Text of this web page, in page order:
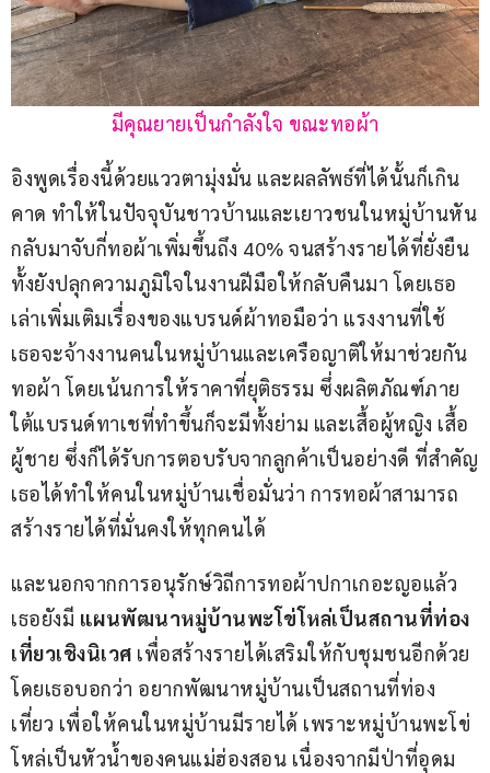
มีคุณยายเป็นกำลังใจ ขณะทอผ้า
อิงพูดเรื่องนี้ด้วยแววตามุ่งมั่น และผลลัพธ์ที่ได้นั้นก็เกิน
คาด ทำให้ในปัจจุบันชาวบ้านและเยาวชนในหมู่บ้านหัน
กลับมาจับกี่ทอผ้าเพิ่มขึ้นถึง 40% จนสร้างรายได้ที่ยั่งยืน
ทั้งยังปลุกความภูมิใจในงานฝีมือให้กลับคืนมา โดยเธอ
เล่าเพิ่มเติมเรื่องของแบรนด์ผ้าทอมือว่า แรงงานที่ใช้
เธอจะจ้างงานคนในหมู่บ้านและเครือญาติให้มาช่วยกัน
ทอผ้า โดยเน้นการให้ราคาที่ยุติธรรม ซึ่งผลิตภัณฑ์ภาย
ใต้แบรนด์ทาเชที่ทำขึ้นก็จะมีทั้งย่าม และเสื้อผู้หญิง เสื้อ
ผู้ชาย ซึ่งก็ได้รับการตอบรับจากลูกค้าเป็นอย่างดี ที่สำคัญ
เธอได้ทำให้คนในหมู่บ้านเชื่อมั่นว่า การทอผ้าสามารถ
สร้างรายได้ที่มั่นคงให้ทุกคนได้
และนอกจากการอนุรักษ์วิถีการทอผ้าปกาเกอะญอแล้ว
เธอยังมี แผนพัฒนาหมู่บ้านพะโข่โหล่เป็นสถานที่ท่อง
เที่ยวเชิงนิเวศ เพื่อสร้างรายได้เสริมให้กับชุมชนอีกด้วย
โดยเธอบอกว่า อยากพัฒนาหมู่บ้านเป็นสถานที่ท่อง
เที่ยว เพื่อให้คนในหมู่บ้านมีรายได้ เพราะหมู่บ้านพะโข่
โหล่เป็นหัวน้ำของคนแม่ฮ่องสอน เนื่องจากมีป่าที่อุดม